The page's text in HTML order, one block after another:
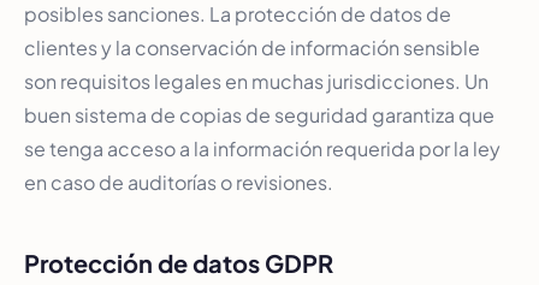
posibles sanciones. La protección de datos de
clientes y la conservación de información sensible
son requisitos legales en muchas jurisdicciones. Un
buen sistema de copias de seguridad garantiza que
se tenga acceso a la información requerida por la ley
en caso de auditorías o revisiones.
Protección de datos GDPR